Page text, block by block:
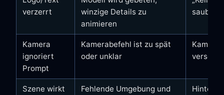
verzerrt
winzige Details zu
animieren
Kamera
ignoriert
Prompt
Kamerabefehl ist zu spät
oder unklar
Szene wirkt
Fehlende Umgebung und